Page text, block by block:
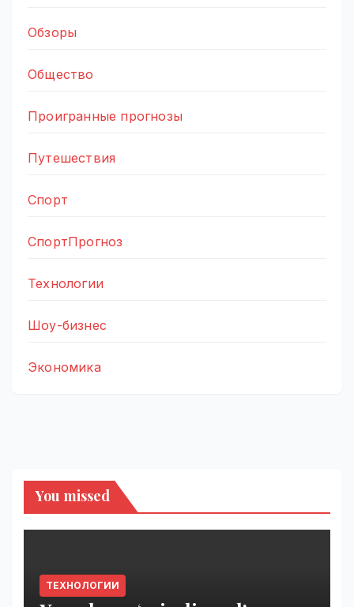
Обзоры
Общество
Проигранные прогнозы
Путешествия
Спорт
СпортПрогноз
Технологии
Шоу-бизнес
Экономика
You missed
ТЕХНОЛОГИИ